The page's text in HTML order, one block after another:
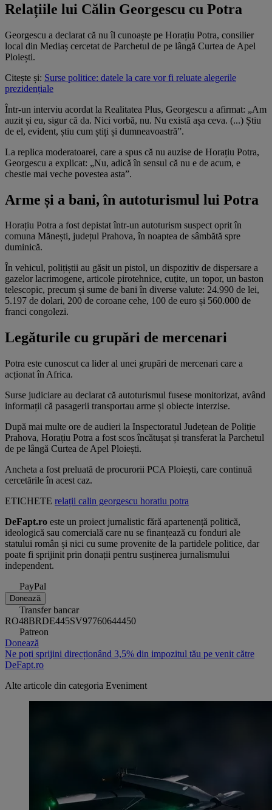
Relațiile lui Călin Georgescu cu Potra
Georgescu a declarat că nu îl cunoaște pe Horațiu Potra, consilier
local din Mediaș cercetat de Parchetul de pe lângă Curtea de Apel
Ploiești.
Citește și: Surse politice: datele la care vor fi reluate alegerile
prezidențiale
Într-un interviu acordat la Realitatea Plus, Georgescu a afirmat: „Am
auzit și eu, sigur că da. Nici vorbă, nu. Nu există așa ceva. (...) Știu
de el, evident, știu cum știți și dumneavoastră”.
La replica moderatoarei, care a spus că nu auzise de Horațiu Potra,
Georgescu a explicat: „Nu, adică în sensul că nu e de acum, e
chestie mai veche povestea asta”.
Arme și a bani, în autoturismul lui Potra
Horațiu Potra a fost depistat într-un autoturism suspect oprit în
comuna Mănești, județul Prahova, în noaptea de sâmbătă spre
duminică.
În vehicul, polițiștii au găsit un pistol, un dispozitiv de dispersare a
gazelor lacrimogene, articole pirotehnice, cuțite, un topor, un baston
telescopic, precum și sume de bani în diverse valute: 24.990 de lei,
5.197 de dolari, 200 de coroane cehe, 100 de euro și 560.000 de
franci congolezi.
Legăturile cu grupări de mercenari
Potra este cunoscut ca lider al unei grupări de mercenari care a
acționat în Africa.
Surse judiciare au declarat că autoturismul fusese monitorizat, având
informații că pasagerii transportau arme și obiecte interzise.
După mai multe ore de audieri la Inspectoratul Județean de Poliție
Prahova, Horațiu Potra a fost scos încătușat și transferat la Parchetul
de pe lângă Curtea de Apel Ploiești.
Ancheta a fost preluată de procurorii PCA Ploiești, care continuă
cercetările în acest caz.
ETICHETE relații calin georgescu horatiu potra
DeFapt.ro este un proiect jurnalistic fără apartenență politică,
ideologică sau comercială care nu se finanțează cu fonduri ale
statului român și nici cu sume provenite de la partidele politice, dar
poate fi sprijinit prin donații pentru susținerea jurnalismului
independent.
PayPal
Donează
Transfer bancar
RO48BRDE445SV97760644450
Patreon
Donează
Ne poți sprijini direcționând 3,5% din impozitul tău pe venit către
DeFapt.ro
Alte articole din categoria Eveniment